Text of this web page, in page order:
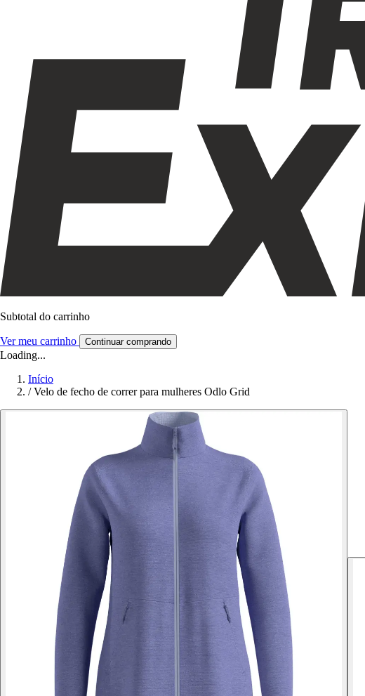
Subtotal do carrinho
Ver meu carrinho Continuar comprando
Loading...
Início
/ Velo de fecho de correr para mulheres Odlo Grid